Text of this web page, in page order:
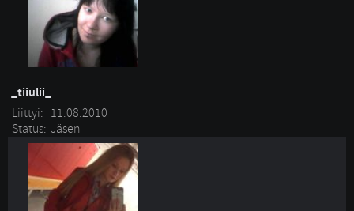
_tiiulii_
Liittyi: 11.08.2010
Status: Jäsen